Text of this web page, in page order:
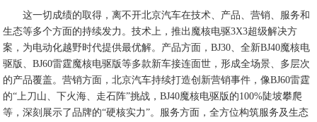
这一切成绩的取得，离不开北京汽车在技术、产品、营销、服务和
生态等多个方面的持续发力。技术上，推出魔核电驱3X3超级解决方
案，为电动化越野时代提供最优解。产品方面，BJ30、全新BJ40魔核电
驱版、BJ60雷霆魔核电驱版等多款新车接连面世，形成全场景、多层次
的产品覆盖。营销方面，北京汽车持续打造创新营销事件，像BJ60雷霆
的“上刀山、下火海、走石阵”挑战，BJ40魔核电驱版的100%陡坡攀爬
等，深刻展示了品牌的“硬核实力”。服务方面，全方位构筑服务及生态